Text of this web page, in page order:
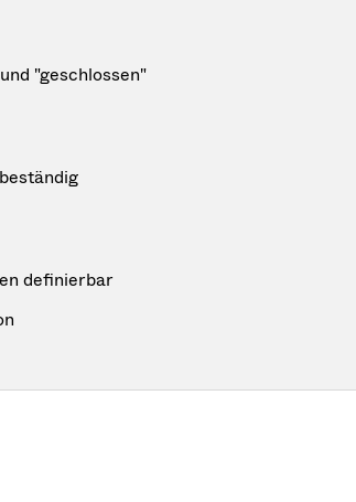
"geschlossen"
definierbar